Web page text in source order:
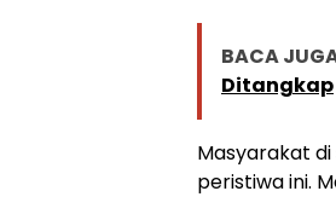
BACA
Ditangkap
Masyarakat
peristiwa ini.